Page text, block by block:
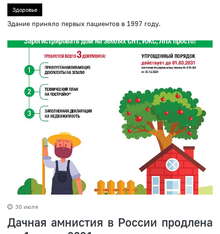
Здоровье
Здание приняло первых пациентов в 1997 году.
30 июля
Дачная амнистия в России продлена